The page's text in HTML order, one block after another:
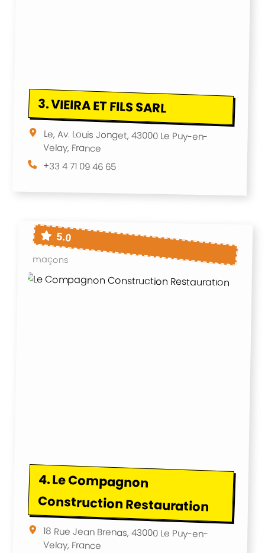
3.VIEIRA ET FILS SARL
Le, Av. Louis Jonget, 43000 Le Puy-en-
Velay, France
+33 4 71 09 46 65
5.0
maçons
4.Le Compagnon
Construction Restauration
18 Rue Jean Brenas, 43000 Le Puy-en-
Velay, France